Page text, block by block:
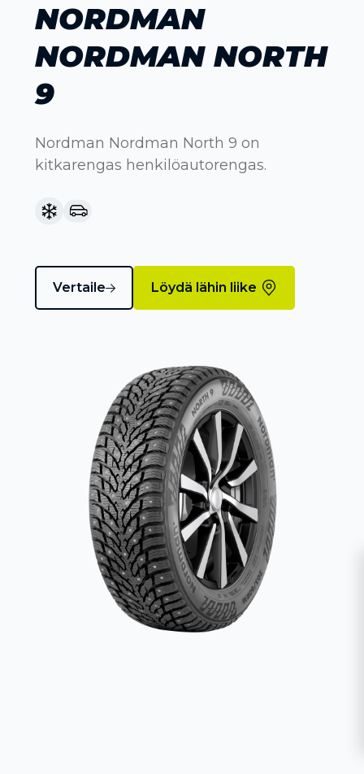
NORDMAN
NORDMAN NORTH
9
Nordman Nordman North 9 on
kitkarengas henkilöautorengas.
Vertaile Löydä lähin liike